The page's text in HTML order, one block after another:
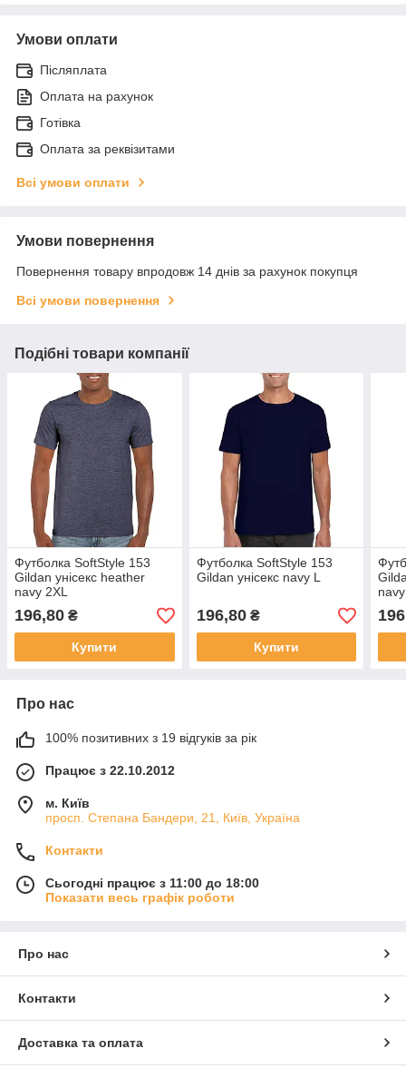
Умови оплати
Післяплата
Оплата на рахунок
Готівка
Оплата за реквізитами
Всі умови оплати
Умови повернення
Повернення товару впродовж 14 днів за рахунок покупця
Всі умови повернення
Подібні товари компанії
Футболка SoftStyle 153
Gildan унісекс heather
navy 2XL
196,80 ₴
Купити
Футболка SoftStyle 153
Gildan унісекс navy L
196,80₴
Купити
Про нас
100% позитивних з 19 відгуків за рік
Працює з 22.10.2012
м. Київ
просп. Степана Бандери, 21, Київ, Україна
Контакти
Сьогодні працює з 11:00 до 18:00
Показати весь графік роботи
Про нас
Контакти
Доставка та оплата